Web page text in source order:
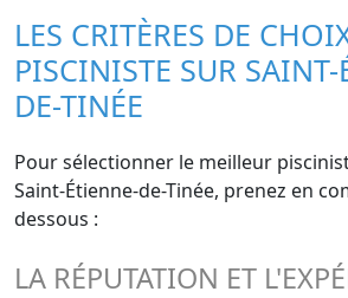
LES CRITÈRES DE
PISCINISTE SUR
DE-TINÉE
Pour sélectionner le meilleur
Saint-Étienne-de-Tinée, prenez en
dessous :
LA RÉPUTATION ET